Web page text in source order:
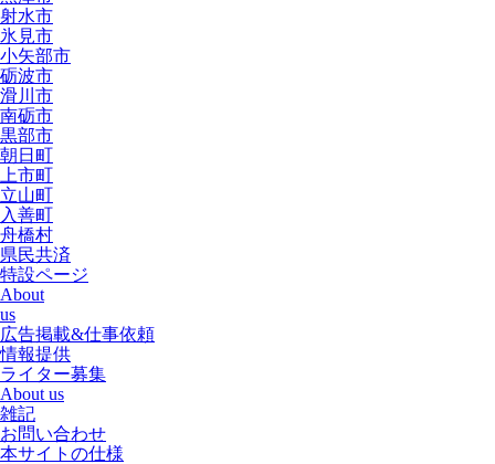
射水市
氷見市
小矢部市
砺波市
滑川市
南砺市
黒部市
朝日町
上市町
立山町
入善町
舟橋村
県民共済
特設ページ
About
us
広告掲載&仕事依頼
情報提供
ライター募集
About us
雑記
お問い合わせ
本サイトの仕様